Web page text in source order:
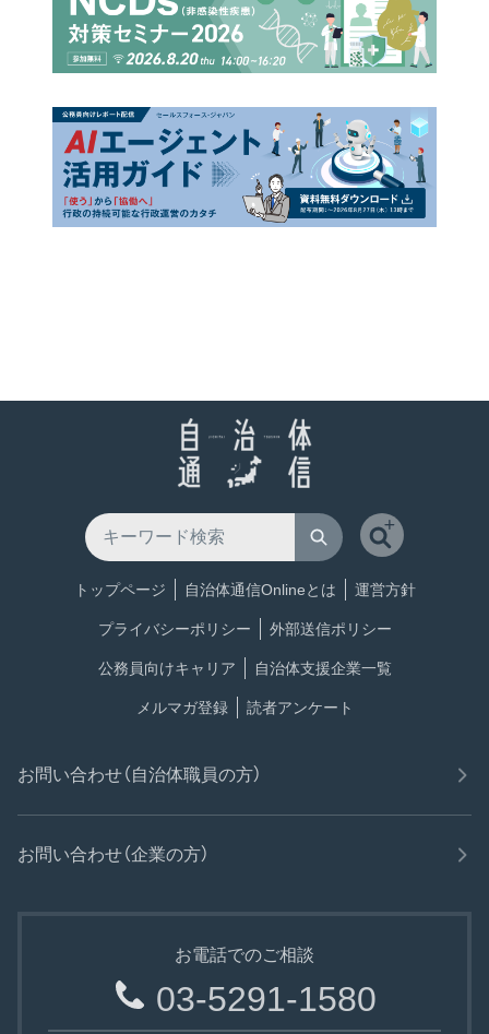
トップページ 自治体通信Onlineとは 運営方針
プライバシーポリシー 外部送信ポリシー
公務員向けキャリア 自治体支援企業一覧
メルマガ登録 読者アンケート
お問い合わせ（自治体職員の方）
お問い合わせ（企業の方）
お電話でのご相談
03-5291-1580